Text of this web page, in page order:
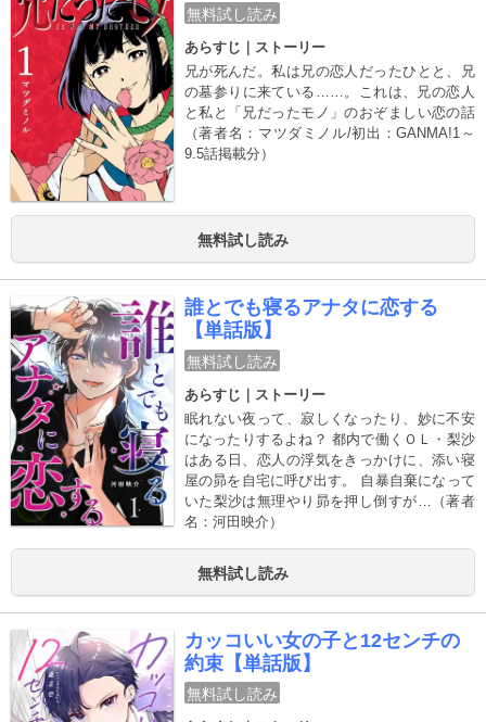
無料試し読み
あらすじ｜ストーリー
兄が死んだ。私は兄の恋人だったひとと、兄
の墓参りに来ている……。これは、兄の恋人
と私と「兄だったモノ」のおぞましい恋の話
（著者名：マツダミノル/初出：GANMA!1～
9.5話掲載分）
無料試し読み
誰とでも寝るアナタに恋する
【単話版】
無料試し読み
あらすじ｜ストーリー
眠れない夜って、寂しくなったり、妙に不安
になったりするよね？ 都内で働くＯＬ・梨沙
はある日、恋人の浮気をきっかけに、添い寝
屋の昴を自宅に呼び出す。 自暴自棄になって
いた梨沙は無理やり昴を押し倒すが…（著者
名：河田映介）
無料試し読み
カッコいい女の子と12センチの
約束【単話版】
無料試し読み